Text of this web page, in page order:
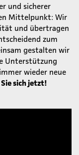
und sicherer
Mittelpunkt: Wir
und übertragen
zum
gestalten wir
Unterstützung
wieder neue
sich jetzt!